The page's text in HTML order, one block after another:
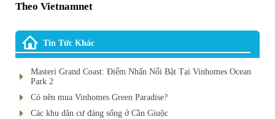
Theo Vietnamnet
Tin Tức Khác
Masteri Grand Coast: Điểm Nhấn Nổi Bật Tại Vinhomes Ocean
Park 2
Có nên mua Vinhomes Green Paradise?
Các khu dân cư đáng sống ở Cần Giuộc